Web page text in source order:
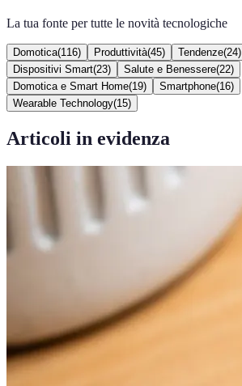
La tua fonte per tutte le novità tecnologiche
Domotica(116) Produttività(45) Tendenze(24)
Dispositivi Smart(23) Salute e Benessere(22)
Domotica e Smart Home(19) Smartphone(16)
Wearable Technology(15)
Articoli in evidenza